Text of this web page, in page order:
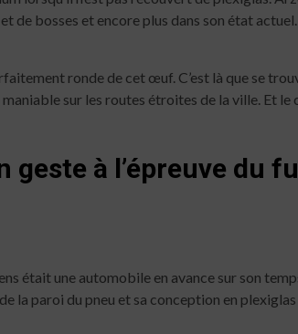
de bosses et encore plus dans son état
ronde de cet œuf. C’est là que se
sur les routes étroites de la ville. Et
geste à l’épreuve du
était une automobile en avance sur son
la paroi du pneu et sa conception en